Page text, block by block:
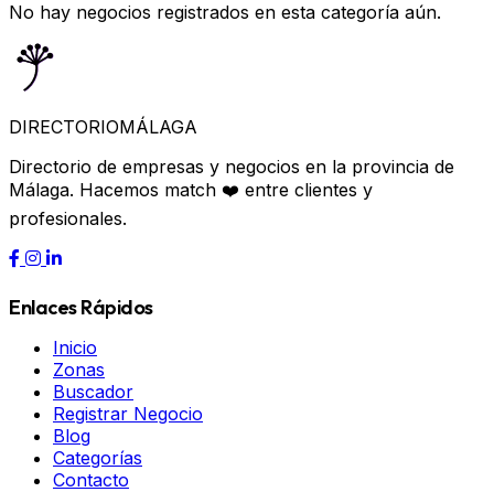
No hay negocios registrados en esta categoría aún.
DIRECTORIOMÁLAGA
Directorio de empresas y negocios en la provincia de
Málaga. Hacemos match ❤️ entre clientes y
profesionales.
Enlaces Rápidos
Inicio
Zonas
Buscador
Registrar Negocio
Blog
Categorías
Contacto